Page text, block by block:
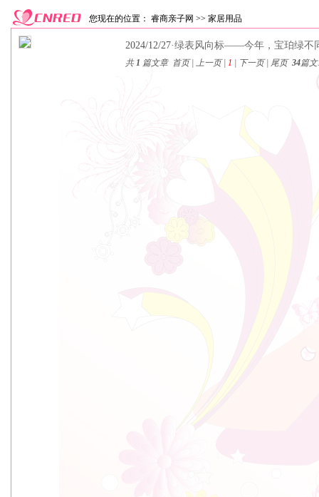
您现在的位置： 睿商亲子网 >> 家居用品
2024/12/27·绿表风向标——今年，宝珀绿不
共1 篇文章 首页 | 上一页 | 1 | 下一页 | 尾页 34篇